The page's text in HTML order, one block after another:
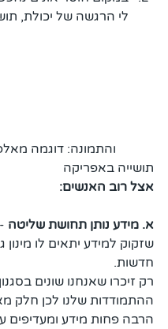
לי הרגשה של יכולת,
והתמונה:
תושייה באפריקה
אצל רוב האנשים:
א. מידע נותן תחושת שליטה
שזקוק למידע יתאים לו מינון
חדשות.
רק זיכרו שאנחנו שונים בסגנון
ההתמודדות שלנו לכן חלק
הרבה פחות מידע ומעדיפים